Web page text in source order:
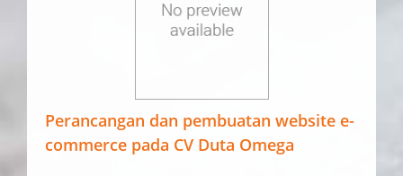
Perancangan dan pembuatan website e-
commerce pada CV Duta Omega